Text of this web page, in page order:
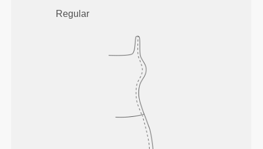
Regular